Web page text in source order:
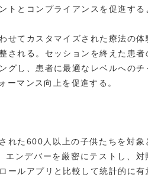
トとコンプライアンスを促進する
せてカスタマイズされた療法の体
される。セッションを終えた患者
グし、患者に最適なレベルへのチ
ーマンス向上を促進する。
れた600人以上の子供たちを対象
エンデバーを厳密にテストし、対
ールアプリと比較して統計的に有